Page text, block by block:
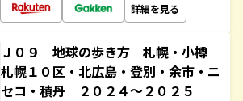
詳細を見る
Ｊ０９ 地球の歩き方 札幌・小樽
札幌１０区・北広島・登別・余市・ニ
セコ・積丹 ２０２４～２０２５